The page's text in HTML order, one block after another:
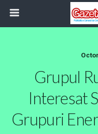
Grupul
Interesat
Grupuri